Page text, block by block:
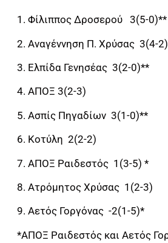
1. Φίλιππος Δροσερού 3(5-0)**
2. Αναγέννηση Π. Χρύσας 3(4-
3. Ελπίδα Γενησέας 3(2-0)**
4. ΑΠΟΞ 3(2-3)
5. Ασπίς Πηγαδίων 3(1-0)**
6. Κοτύλη 2(2-2)
7. ΑΠΟΞ Ραιδεστός 1(3-5) *
8. Ατρόμητος Χρύσας 1(2-3)
9. Αετός Γοργόνας -2(1-5)*
*ΑΠΟΞ Ραιδεστός και Αετός